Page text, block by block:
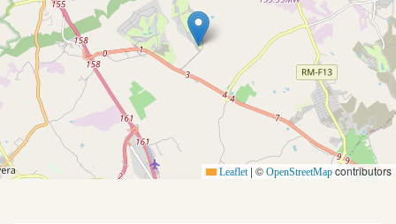
Aanbod
Koopwoningen
Huurwoningen
Verkocht
Leaflet | © OpenStreetMap contributors